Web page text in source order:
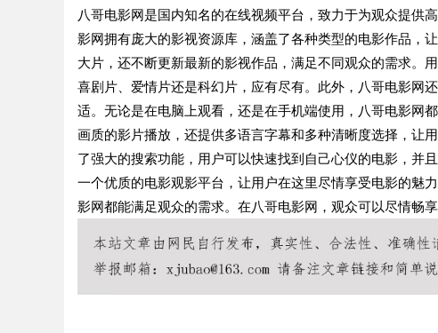
八哥电影网是国内知名的在线视频平台，致力于为观众提供
影网拥有庞大的影视资源库，涵盖了各种类型的电影作品，
大片，还不断更新最新的影视作品，满足不同观众的需求。
喜剧片、爱情片还是科幻片，应有尽有。此外，八哥电影网
适。无论是在电脑上观看，还是在手机端使用，八哥电影网
画质的影片播放，还提供多语言字幕和多种清晰度选择，让
了强大的搜索功能，用户可以快速找到自己心仪的电影，并
一个优质的电影观影平台，让用户在这里尽情享受电影的魅
影网都能满足观众的需求。在八哥电影网，观众可以尽情畅